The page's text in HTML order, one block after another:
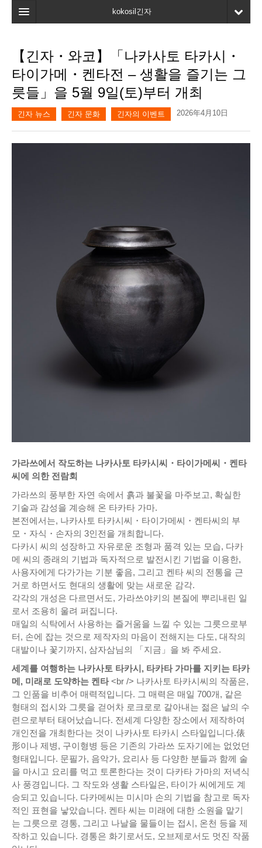
kokosil긴자
검색
최신정보
고객평가
마이페이지
【긴자・와코】「나카사토 타카시・
타이가메・켄타전 – 생활을 즐기는 그
릇들」을 5월 9일(토)부터 개최
긴자 뉴스 긴자 문화 긴자의 이벤트 2026年4月10日
가라쓰에서 작도하는 나카사토 타카시씨・타이가메씨・켄타
씨에 의한 전람회
가라쓰의 풍부한 자연 속에서 흙과 불꽃을 마주보고, 확실한
기술과 감성을 계승해 온 타카타 가마.
본전에서는, 나카사토 타카시씨・타이가메씨・켄타씨의 부
모・자식・손자의 3인전을 개최합니다.
다카시 씨의 성장하고 자유로운 조형과 품격 있는 모습, 다카
메 씨의 종래의 기법과 독자적으로 발전시킨 기법을 이용한,
사용자에게 다가가는 기분 좋음, 그리고 켄타 씨의 전통을 근
거로 하면서도 현대의 생활에 맞는 새로운 감각.
각각의 개성은 다르면서도, 가라쓰야키의 본질에 뿌리내린 일
로서 조용히 울려 퍼집니다.
매일의 식탁에서 사용하는 즐거움을 느낄 수 있는 그릇으로부
터, 손에 잡는 것으로 제작자의 마음이 전해지는 다도, 대작의
대발이나 꽃기까지, 삼자삼님의 「지금」을 봐 주세요.
세계를 여행하는 나카사토 타카시, 타카타 가마를 지키는 타카
메, 미래로 도약하는 켄타<br /> 나카사토 타카시씨의 작품은,
그 인품을 비추어 매력적입니다. 그 매력은 매일 700개, 같은
형태의 접시와 그릇을 걷어차 로크로로 갈아내는 젊은 날의 수
련으로부터 태어났습니다. 전세계 다양한 장소에서 제작하여
개인전을 개최한다는 것이 나카사토 타카시 스타일입니다.俵
形이나 제병, 구이형병 등은 기존의 가라쓰 도자기에는 없었던
형태입니다. 문필가, 음악가, 요리사 등 다양한 분들과 함께 술
을 마시고 요리를 먹고 토론한다는 것이 다카타 가마의 저녁식
사 풍경입니다. 그 작도와 생활 스타일은, 타이가 씨에게도 계
승되고 있습니다. 다카메씨는 미시마 손의 기법을 참고로 독자
적인 표현을 낳았습니다. 켄타 씨는 미래에 대한 소원을 맡기
는 그릇으로 경통, 그리고 나날을 물들이는 접시, 온천 등을 제
작하고 있습니다. 경통은 화기로서도, 오브제로서도 멋진 작품